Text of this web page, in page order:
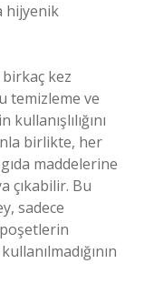
hijyenik
kez
temizleme ve
birlikte, her
maddelerine
çıkabilir. Bu
sadece